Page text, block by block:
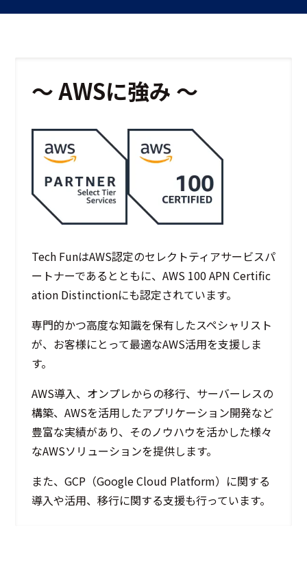
〜 AWSに強み 〜
Tech FunはAWS認定のセレクトティアサービスパ
ートナーであるとともに、AWS 100 APN Certific
ation Distinctionにも認定されています。
専門的かつ高度な知識を保有したスペシャリスト
が、お客様にとって最適なAWS活用を支援しま
す。
AWS導入、オンプレからの移行、サーバーレスの
構築、AWSを活用したアプリケーション開発など
豊富な実績があり、そのノウハウを活かした様々
なAWSソリューションを提供します。
また、GCP（Google Cloud Platform）に関する
導入や活用、移行に関する支援も行っています。